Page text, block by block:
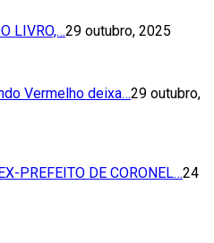
LIVRO,…29 outubro, 2025
Vermelho deixa…29 outubro,
PREFEITO DE CORONEL…24